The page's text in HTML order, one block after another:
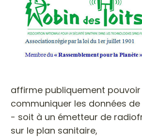
affirme publiquement pouvoir
communiquer les données
- soit à un émetteur de
sur le plan sanitaire,